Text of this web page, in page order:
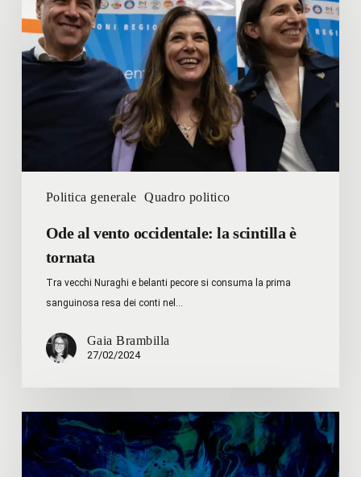
Politica generale Quadro politico
vento
occidentale:
la
scintilla
Ode al vento occidentale: la scintilla è
tornata
Tra vecchi Nuraghi e belanti pecore si consuma la prima
sanguinosa resa dei conti nel…
Gaia Brambilla
27/02/2024
Shawn
W.
Rosenberg